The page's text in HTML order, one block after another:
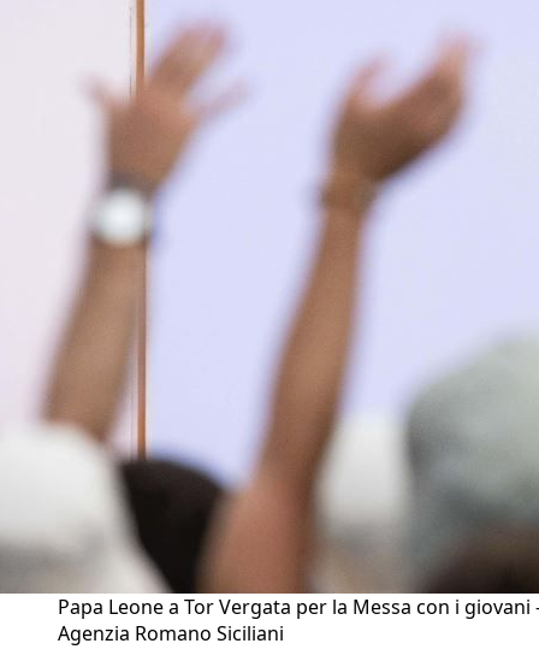
Papa Leone a Tor Vergata per la Messa con i giovani
Agenzia Romano Siciliani